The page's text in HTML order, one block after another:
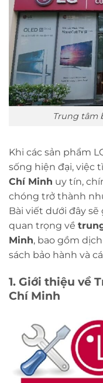
Trung tâm
Khi các sản phẩm
sống hiện đại, việc
Chí Minh uy tín,
chóng trở thành
Bài viết dưới đây
quan trọng về
Minh, bao gồm
sách bảo hành và
1. Giới thiệu về
Chí Minh